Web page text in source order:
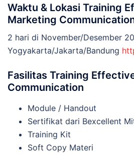
Waktu & Lokasi Training
Marketing
2 hari di November/Desember
Yogyakarta/Jakarta/Bandung
Fasilitas Training
Communication
Module / Handout
Sertifikat dari Bexcellent
Training Kit
Soft Copy Materi